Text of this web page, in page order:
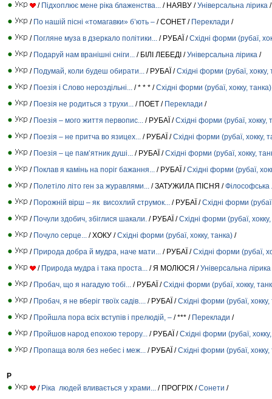
/ Підхоплює мене ріка блаженства... / НАЯВУ /Універсальна лірика /
/ По нашій пісні «томагавки» б’ють – / СОНЕТ / Переклади /
/ Погляне муза в дзеркало політики... / РУБАЇ /Східні форми (рубаї,
/ Подаруй нам вранішні сніги... / БІЛІ ЛЕБЕДІ /Універсальна лірика /
/ Подумай, коли будеш обирати... / РУБАЇ /Східні форми (рубаї, хокку,
/ Поезія і Слово нероздільні... / * * * /Східні форми (рубаї, хокку, танка)
/ Поезія не родиться з трухи... / ПОЕТ / Переклади /
/ Поезія – мого життя первопис... / РУБАЇ /Східні форми (рубаї, хокку,
/ Поезія – не притча во язицех... / РУБАЇ /Східні форми (рубаї, хокку,
/ Поезія – це пам’ятник душі... / РУБАЇ /Східні форми (рубаї, хокку,
/ Поклав я камінь на поріг бажання... / РУБАЇ /Східні форми (рубаї,
/ Полетіло літо ген за журавлями... / ЗАТУЖИЛА ПІСНЯ /Філософська
/ Порожній вірш – як висохлий струмок... / РУБАЇ /Східні форми
/ Почули здобич, збіглися шакали. / РУБАЇ /Східні форми (рубаї,
/ Почуло серце... / ХОКУ /Східні форми (рубаї, хокку, танка) /
/ Природа добра й мудра, наче мати... / РУБАЇ /Східні форми (рубаї,
/ Природа мудра і така проста... / Я МОЛЮСЯ /Універсальна лірика
/ Пробач, що я нагадую тобі... / РУБАЇ /Східні форми (рубаї, хокку,
/ Пробач, я не вберіг твоїх садів.... / РУБАЇ /Східні форми (рубаї, хокку,
/ Пройшла пора всіх вступів і прелюдій, – / *** / Переклади /
/ Пройшов народ епохою терору... / РУБАЇ /Східні форми (рубаї,
/ Пропаща воля без небес і меж... / РУБАЇ /Східні форми (рубаї, хокку,
Р
/ Ріка людей вливається у храми... / ПРОГРІХ /Сонети /